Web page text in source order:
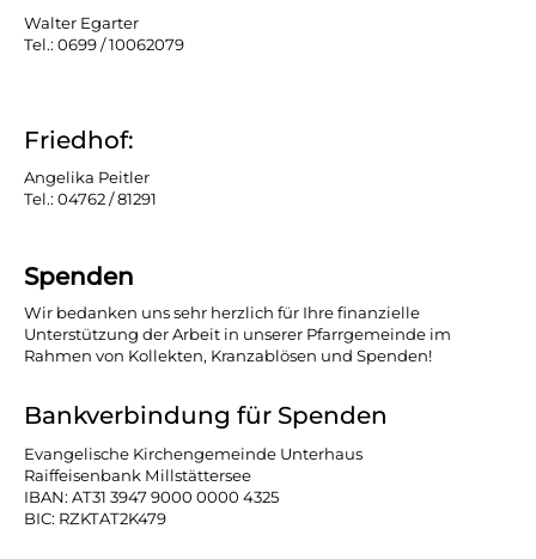
Walter Egarter
Tel.: 0699 / 10062079
Friedhof:
Angelika Peitler
Tel.: 04762 / 81291
Spenden
Wir bedanken uns sehr herzlich für Ihre finanzielle
Unterstützung der Arbeit in unserer Pfarrgemeinde im
Rahmen von Kollekten, Kranzablösen und Spenden!
Bankverbindung für Spenden
Evangelische Kirchengemeinde Unterhaus
Raiffeisenbank Millstättersee
IBAN: AT31 3947 9000 0000 4325
BIC: RZKTAT2K479